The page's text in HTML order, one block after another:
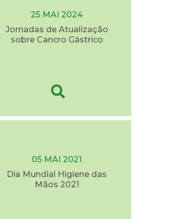
25 MAI 2024
Jornadas de Atualização
sobre Cancro Gástrico
05 MAI 2021
Dia Mundial Higiene das
Mãos 2021